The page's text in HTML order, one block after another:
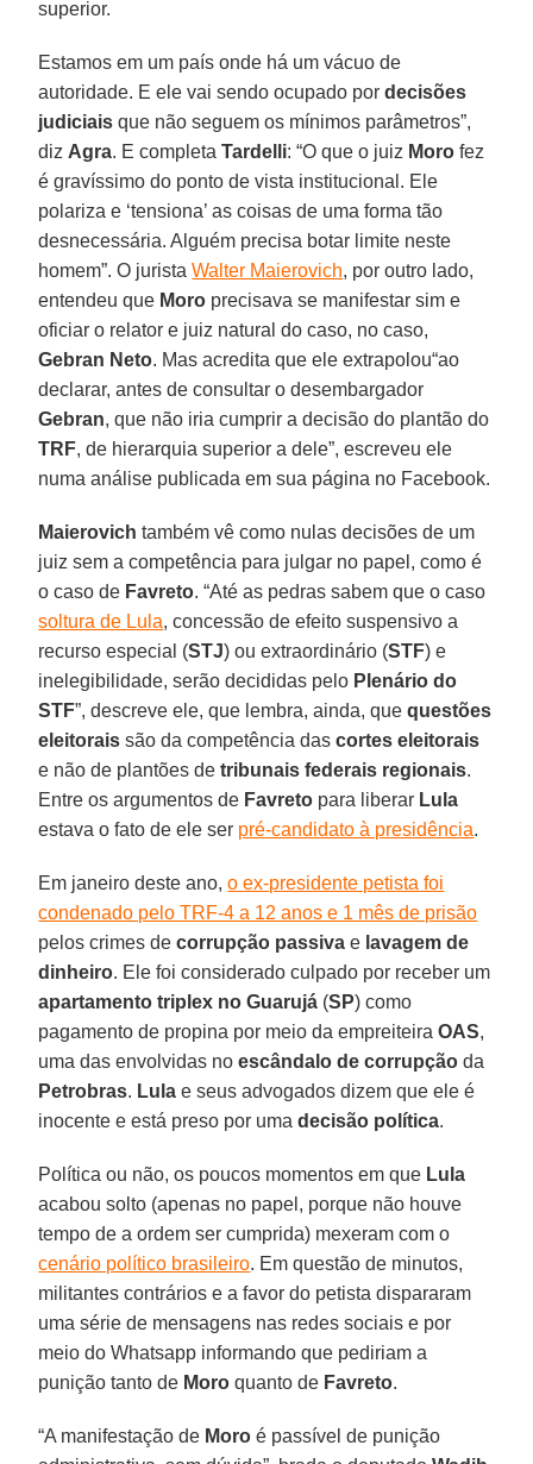
superior.
Estamos em um país onde há um vácuo de
autoridade. E ele vai sendo ocupado pordecisões
judiciais que não seguem os mínimos parâmetros”,
diz Agra. E completaTardelli: “O que o juiz Moro fez
é gravíssimo do ponto de vista institucional. Ele
polariza e ‘tensiona’ as coisas de uma forma tão
desnecessária. Alguém precisa botar limite neste
homem”. O juristaWalter Maierovich, por outro lado,
entendeu que Moro precisava se manifestar sim e
oficiar o relator e juiz natural do caso, no caso,
Gebran Neto. Mas acredita que ele extrapolou“ao
declarar, antes de consultar o desembargador
Gebran, que não iria cumprir a decisão do plantão do
TRF, de hierarquia superior a dele”, escreveu ele
numa análise publicada em sua página no Facebook.
Maierovich também vê como nulas decisões de um
juiz sem a competência para julgar no papel, como é
o caso de Favreto. “Até as pedras sabem que o caso
soltura de Lula, concessão de efeito suspensivo a
recurso especial (STJ) ou extraordinário (STF) e
inelegibilidade, serão decididas pelo Plenário do
STF”, descreve ele, que lembra, ainda, quequestões
eleitorais são da competência dascortes eleitorais
e não de plantões de tribunais federais regionais.
Entre os argumentos de Favreto para liberar Lula
estava o fato de ele ser pré-candidato à presidência.
Em janeiro deste ano,o ex-presidente petista foi
condenado pelo TRF-4 a 12 anos e 1 mês de prisão
pelos crimes decorrupção passivae lavagem de
dinheiro. Ele foi considerado culpado por receber um
apartamento triplex no Guarujá (SP) como
pagamento de propina por meio da empreiteiraOAS,
uma das envolvidas noescândalo de corrupçãoda
Petrobras. Lula e seus advogados dizem que ele é
inocente e está preso por umadecisão política.
Política ou não, os poucos momentos em que Lula
acabou solto (apenas no papel, porque não houve
tempo de a ordem ser cumprida) mexeram com o
cenário político brasileiro. Em questão de minutos,
militantes contrários e a favor do petista dispararam
uma série de mensagens nas redes sociais e por
meio do Whatsapp informando que pediriam a
punição tanto de Moro quanto de Favreto.
“A manifestação de Moro é passível de punição